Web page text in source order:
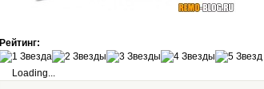
Рейтинг:
Loading...